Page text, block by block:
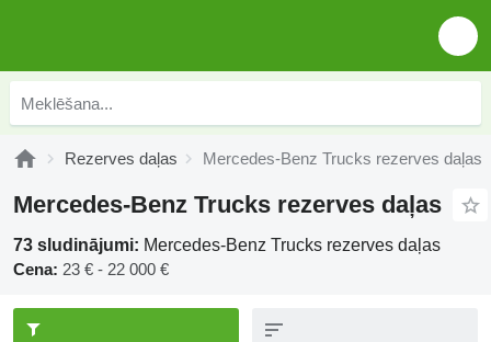
Rezerves daļas Mercedes-Benz Trucks rezerves daļas
Mercedes-Benz Trucks rezerves daļas
73 sludinājumi: Mercedes-Benz Trucks rezerves daļas
Cena: 23 € - 22 000 €